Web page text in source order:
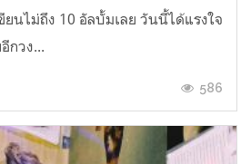
ยนไม่ถึง 10 อัลบั้มเลย วันนี้ได้แรงใจ
กวง...
586